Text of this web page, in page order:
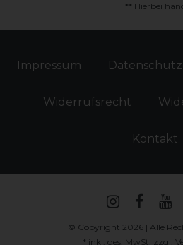
** Hierbei
Impressum
Widerrufs­recht
Kontakt
© Copyright 2026 | Alle
* inkl. ges. MwSt. zzgl.